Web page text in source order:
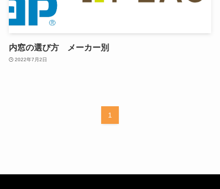
内窓の選び方 メーカー別
2022年7月2日
1